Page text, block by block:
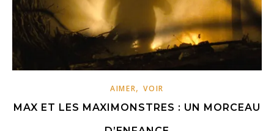
AIMER,VOIR
MAX ET LES MAXIMONSTRES : UN MORCEAU